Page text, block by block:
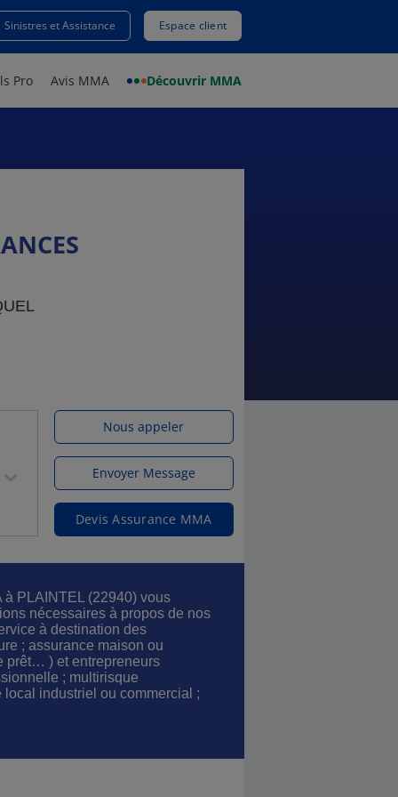
Sinistres et Assistance Espace client
Pro Avis MMA Découvrir MMA
Nous appeler
Envoyer Message
Devis Assurance MMA
à PLAINTEL (22940) vous
nécessaires à propos de nos
à destination des
; assurance maison ou
prêt… ) et entrepreneurs
; multirisque
industriel ou commercial ;